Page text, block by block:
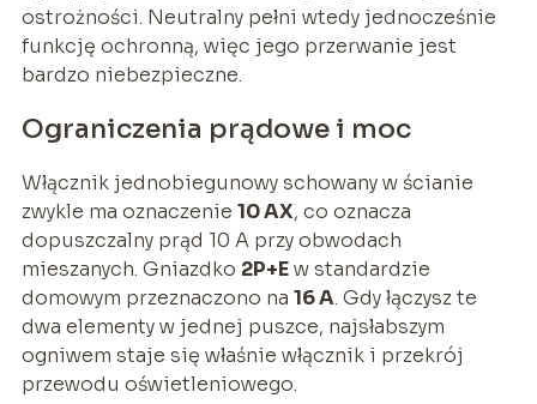
ostrożności. Neutralny pełni wtedy jednocześnie
funkcję ochronną, więc jego przerwanie jest
bardzo niebezpieczne.
Ograniczenia prądowe i moc
Włącznik jednobiegunowy schowany w ścianie
zwykle ma oznaczenie 10 AX, co oznacza
dopuszczalny prąd 10 A przy obwodach
mieszanych. Gniazdko 2P+Ew standardzie
domowym przeznaczono na 16 A. Gdy łączysz te
dwa elementy w jednej puszce, najsłabszym
ogniwem staje się właśnie włącznik i przekrój
przewodu oświetleniowego.